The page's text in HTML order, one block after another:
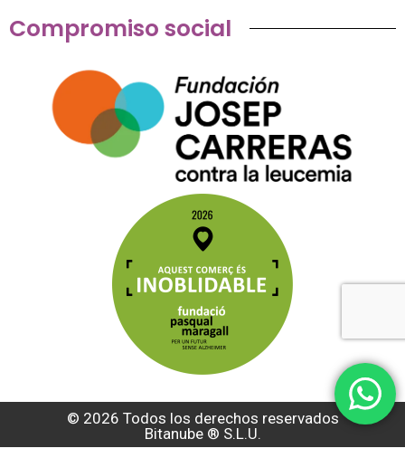
Compromiso social
© 2026 Todos los derechos reservados
Bitanube ®️ S.L.U.